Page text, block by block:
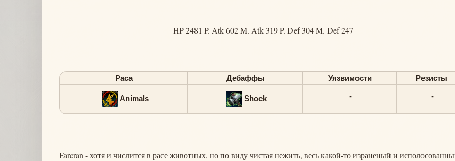
HP 2481 P. Atk 602 M. Atk 319 P. Def 304 M. Def 247
Раса Дебаффы Уязвимости Резисты
Animals Shock - -
Farcran - хотя и числится в расе животных, но по виду чистая нежить, весь какой-то израненый и